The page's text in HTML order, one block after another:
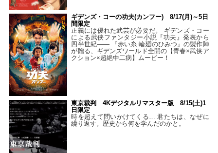
ギデンズ・コーの功夫(カンフー) 8/17(月)～5日
間限定
正義には優れた武芸が必要だ。 ギデンズ・コー
による武侠ファンタジー小説『功夫』発表から
四半世紀―― 『赤い糸 輪廻のひみつ』の製作陣
が贈る、ギデンズワールド全開の【青春×武侠ア
クション×超絶中二病】ムービー！
東京裁判 4Kデジタルリマスター版 8/15(土)1
日限定
時を超えて問いかけてくる… 君たちは、なぜに
繰り返す。歴史から何を学んだのかと。